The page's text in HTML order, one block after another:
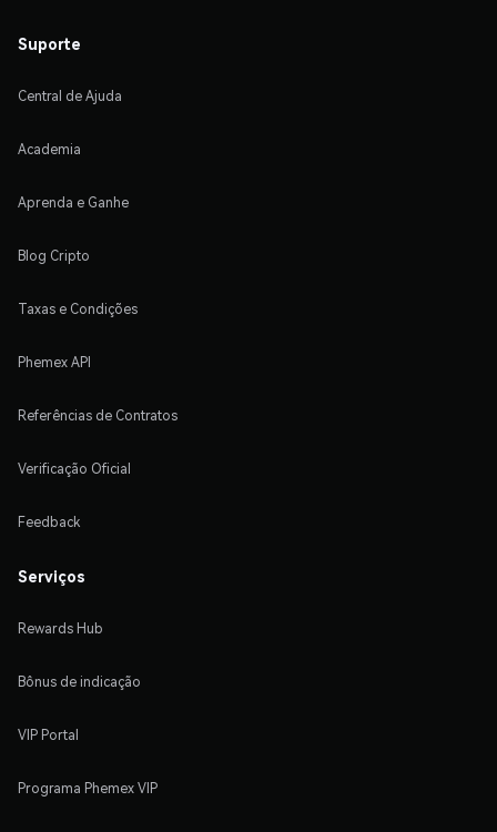
Suporte
Central de Ajuda
Academia
Aprenda e Ganhe
Blog Cripto
Taxas e Condições
Phemex API
Referências de Contratos
Verificação Oficial
Feedback
Serviços
Rewards Hub
Bônus de indicação
VIP Portal
Programa Phemex VIP